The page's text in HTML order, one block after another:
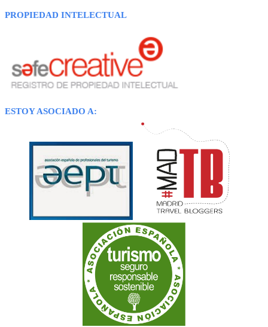
PROPIEDAD INTELECTUAL
ESTOY ASOCIADO A: